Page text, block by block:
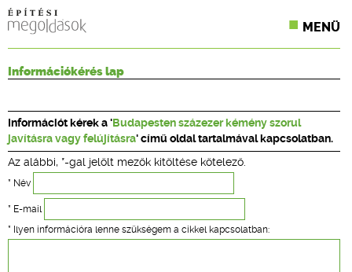
MENÜ
CPR TERMÉKKIÍRÁS
ÉPÍTÉSI JOG
ONLINE KÉPZÉSEK
TERVEZÉSI SEGÉDLETEK
Információkérés lap
Információt kérek a ' Budapesten százezer kémény szorul
javításra vagy felújításra' című oldal tartalmával kapcsolatban.
Az alábbi, *-gal jelölt mezők kitöltése kötelező.
* Név
* E-mail
* Ilyen információra lenne szükségem a cikkel kapcsolatban: